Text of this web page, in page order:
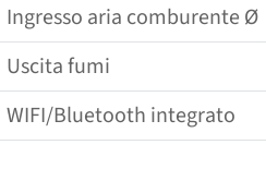
Ingresso aria comburente Ø
Uscita fumi
WIFI/​​Bluetooth integrato